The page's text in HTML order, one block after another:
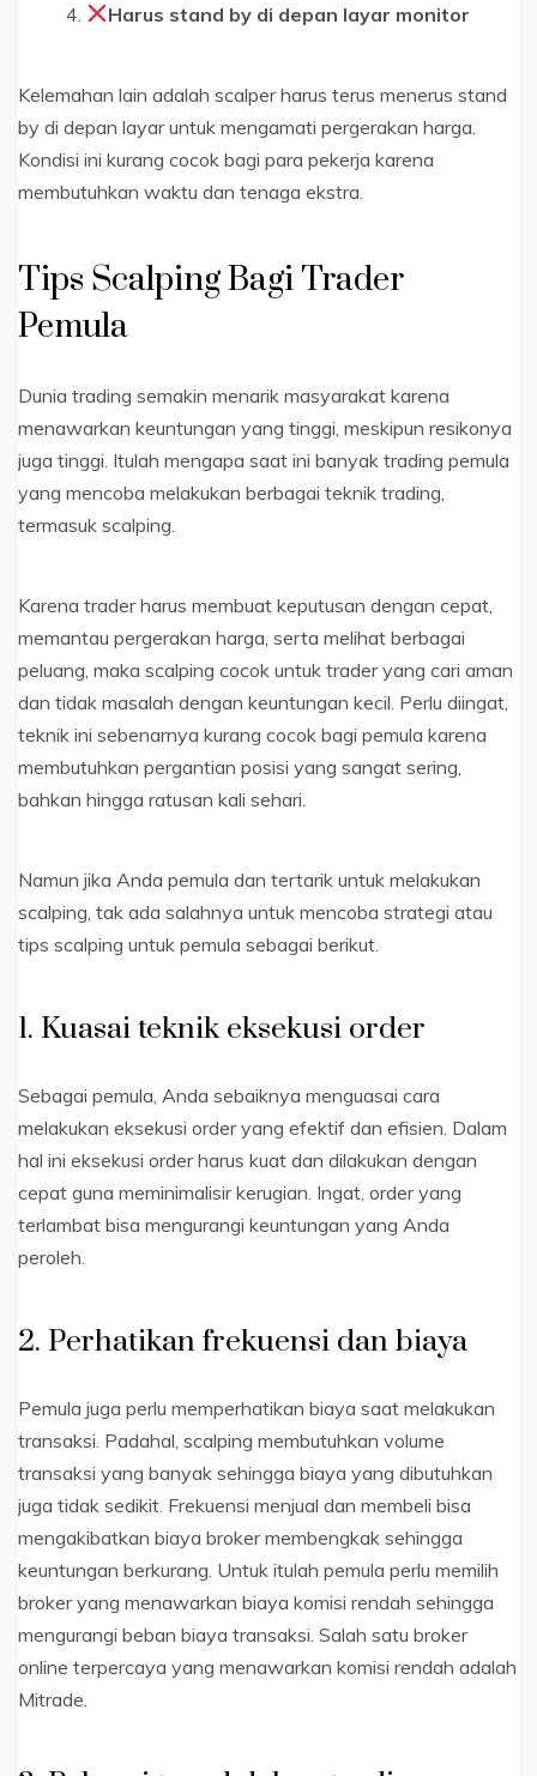
Harus stand by di depan layar monitor
Kelemahan lain adalah scalper harus terus menerus stand
by di depan layar untuk mengamati pergerakan harga.
Kondisi ini kurang cocok bagi para pekerja karena
membutuhkan waktu dan tenaga ekstra.
Tips Scalping Bagi Trader
Pemula
Dunia trading semakin menarik masyarakat karena
menawarkan keuntungan yang tinggi, meskipun resikonya
juga tinggi. Itulah mengapa saat ini banyak trading pemula
yang mencoba melakukan berbagai teknik trading,
termasuk scalping.
Karena trader harus membuat keputusan dengan cepat,
memantau pergerakan harga, serta melihat berbagai
peluang, maka scalping cocok untuk trader yang cari aman
dan tidak masalah dengan keuntungan kecil. Perlu diingat,
teknik ini sebenarnya kurang cocok bagi pemula karena
membutuhkan pergantian posisi yang sangat sering,
bahkan hingga ratusan kali sehari.
Namun jika Anda pemula dan tertarik untuk melakukan
scalping, tak ada salahnya untuk mencoba strategi atau
tips scalping untuk pemula sebagai berikut.
1. Kuasai teknik eksekusi order
Sebagai pemula, Anda sebaiknya menguasai cara
melakukan eksekusi order yang efektif dan efisien. Dalam
hal ini eksekusi order harus kuat dan dilakukan dengan
cepat guna meminimalisir kerugian. Ingat, order yang
terlambat bisa mengurangi keuntungan yang Anda
peroleh.
2. Perhatikan frekuensi dan biaya
Pemula juga perlu memperhatikan biaya saat melakukan
transaksi. Padahal, scalping membutuhkan volume
transaksi yang banyak sehingga biaya yang dibutuhkan
juga tidak sedikit. Frekuensi menjual dan membeli bisa
mengakibatkan biaya broker membengkak sehingga
keuntungan berkurang. Untuk itulah pemula perlu memilih
broker yang menawarkan biaya komisi rendah sehingga
mengurangi beban biaya transaksi. Salah satu broker
online terpercaya yang menawarkan komisi rendah adalah
Mitrade.